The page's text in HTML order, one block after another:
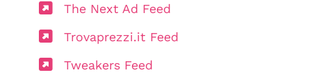
The Next Ad Feed
Trovaprezzi.it Feed
Tweakers Feed